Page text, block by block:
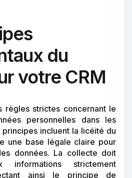
du
votre CRM
règles strictes concernant le
personnelles dans les
principes incluent la licéité du
une base légale claire pour
données. La collecte doit
strictement
ainsi le principe de